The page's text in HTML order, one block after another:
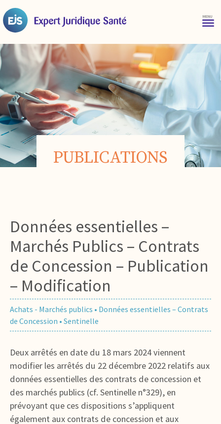
PUBLICATIONS
Données essentielles –
Marchés Publics – Contrats
de Concession – Publication
– Modification
Achats - Marchés publics • Données essentielles – Contrats
de Concession • Sentinelle
Deux arrêtés en date du 18 mars 2024 viennent
modifier les arrêtés du 22 décembre 2022 relatifs aux
données essentielles des contrats de concession et
des marchés publics (cf. Sentinelle n°329), en
prévoyant que ces dispositions s’appliquent
également aux contrats de concession et aux